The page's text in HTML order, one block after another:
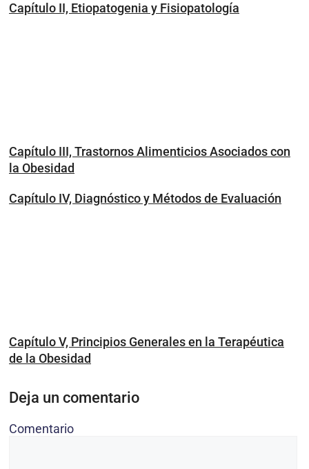
Capítulo II, Etiopatogenia y Fisiopatología
Capítulo III, Trastornos Alimenticios Asociados con
la Obesidad
Capítulo IV, Diagnóstico y Métodos de Evaluación
Capítulo V, Principios Generales en la Terapéutica
de la Obesidad
Deja un comentario
Comentario